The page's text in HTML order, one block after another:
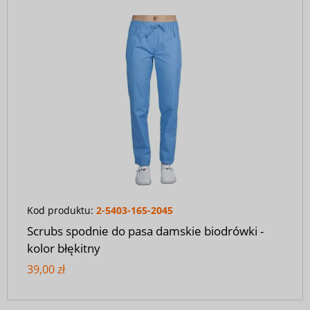
Kod produktu: 2-5403-165-2045
Scrubs spodnie do pasa damskie biodrówki -
kolor błękitny
39,00 zł